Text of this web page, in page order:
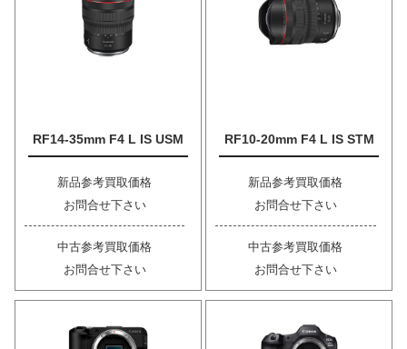
RF14-35mm F4 L IS USM
新品参考買取価格
お問合せ下さい
中古参考買取価格
お問合せ下さい
RF10-20mm F4 L IS STM
新品参考買取価格
お問合せ下さい
中古参考買取価格
お問合せ下さい